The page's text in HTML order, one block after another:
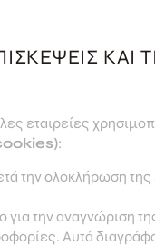
ΚΑΙ
εταιρείες
:
την ολοκλήρωση
για την αναγνώριση
Αυτά